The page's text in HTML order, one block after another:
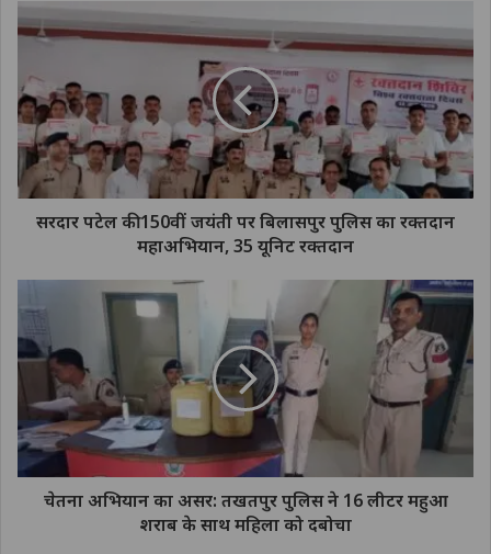
सरदार पटेल की 150वीं जयंती पर बिलासपुर पुलिस का रक्तदान
महाअभियान, 35 यूनिट रक्तदान
चेतना अभियान का असर: तखतपुर पुलिस ने 16 लीटर महुआ
शराब के साथ महिला को दबोचा